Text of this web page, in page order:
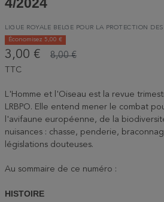
LIGUE ROYALE BELGE POUR LA PROTECTION
Économisez 5,00 €
3,00 € 8,00 €
TTC
L'Homme et l'Oiseau est la revue
LRBPO. Elle entend mener le combat
l'avifaune européenne, de la
nuisances : chasse, penderie,
législations douteuses.
Au sommaire de ce numéro :
HISTOIRE